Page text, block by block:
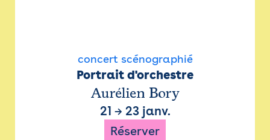
concert scénographié
Portrait d'orchestre
Aurélien Bory
21 → 23 janv.
Réserver